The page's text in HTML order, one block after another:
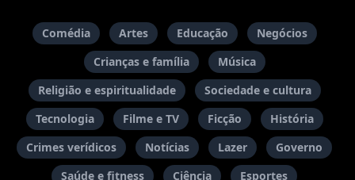
Comédia Artes Educação
Negócios
Crianças e família
Música
Religião e espiritualidade
Sociedade e cultura
Tecnologia
Filme e TV Ficção
História
Crimes verídicos
Notícias Lazer
Governo
Saúde e fitness
Ciência Esportes